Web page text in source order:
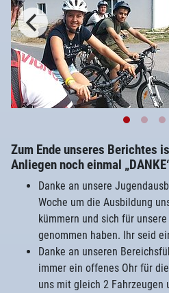
Zum Ende unseres Berichtes
Anliegen noch einmal
Danke an unsere
Woche um die Ausbildung
kümmern und sich für
genommen haben. Ihr seid
Danke an unseren
immer ein offenes Ohr für
uns mit gleich 2 Fahrzeugen